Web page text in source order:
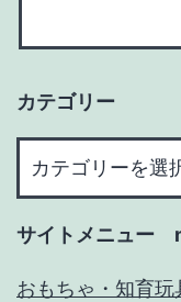
カテゴリー
リ
ー
サイトメニュー
おもちゃ・知育玩